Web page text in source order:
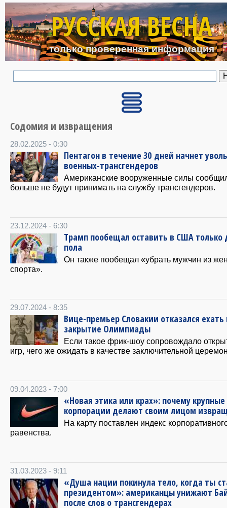
Перейти к основному
РУССКАЯ ВЕСНА
только проверенная информация
Содомия и извращения
28.02.2025 - 0:30
Пентагон в течение 30 дней начнет
военных-трансгендеров
Американские вооруженные силы
больше не будут принимать на службу трансгендеров.
23.12.2024 - 6:30
Трамп пообещал оставить в США только
пола
Он также пообещал «убрать мужчин из
спорта».
29.07.2024 - 8:35
Вице-премьер Словакии отказался ехать
закрытие Олимпиады
Если такое фрик-шоу сопровождало
игр, чего же ожидать в качестве заключительной
09.04.2023 - 7:00
«Новая этика или крах»: почему крупные
корпорации делают своим лицом
На карту поставлен индекс
равенства.
31.03.2023 - 9:11
«Душа нации покинула тело, когда ты
президентом»: американцы унижают
после слов о трансгендерах